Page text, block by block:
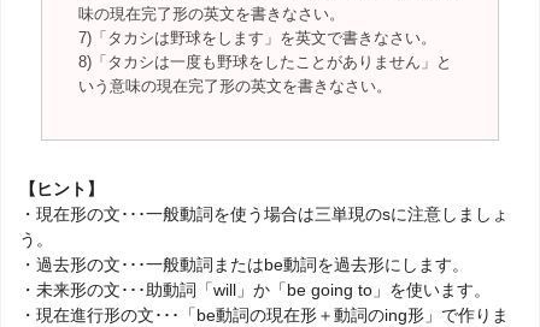
味の現在完了形の英文を書きなさい。
7)「タカシは野球をします」を英文で書きなさい。
8)「タカシは一度も野球をしたことがありません」と
いう意味の現在完了形の英文を書きなさい。
【ヒント】
・現在形の文･･･一般動詞を使う場合は三単現のsに注意しましょ
う。
・過去形の文･･･一般動詞またはbe動詞を過去形にします。
・未来形の文･･･助動詞「will」か「be going to」を使います。
・現在進行形の文･･･「be動詞の現在形＋動詞のing形」で作りま